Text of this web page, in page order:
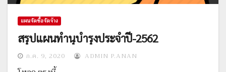
แผนจัดซื้อจัดจ้าง
สรุปแผนทำนุบำรุงประจำปี-2562
ก.ค. 9, 2020 ADMIN P.ANAN